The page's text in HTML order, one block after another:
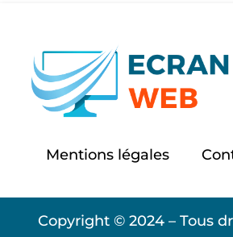
Mentions légales
Copyright © 2024 – Tous